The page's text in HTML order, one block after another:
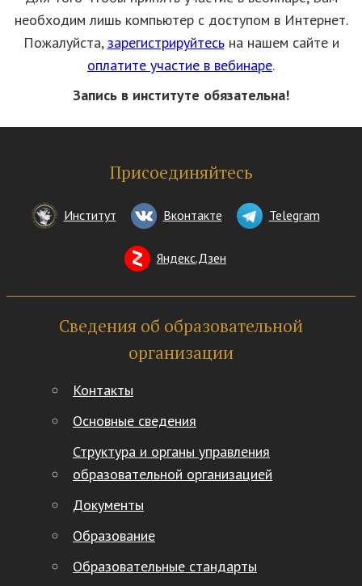
необходим лишь компьютер с доступом в Интернет.
Пожалуйста,зарегистрируйтесьна нашем сайте и
оплатите участие в вебинаре.
Запись в институте обязательна!
Присоединяйтесь
Институт Вконтакте Telegram
Яндекс.Дзен
Сведения об образовательной
организации
Контакты
Основные сведения
Структура и органы управления
образовательной организацией
Документы
Образование
Образовательные стандарты